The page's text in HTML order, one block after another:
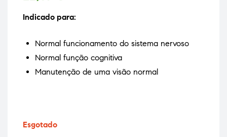
Indicado para:
Normal funcionamento do sistema nervoso
Normal função cognitiva
Manutenção de uma visão normal
Esgotado